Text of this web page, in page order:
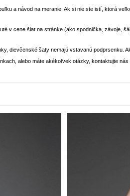
a návod na meranie. Ak si nie ste istí, ktorá
v cene šiat na stránke (ako spodnička, závoje,
dievčenské šaty nemajú vstavanú podprsenku.
alebo máte akékoľvek otázky, kontaktujte